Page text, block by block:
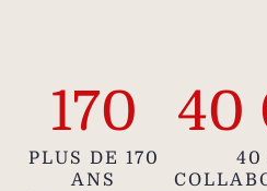
170
PLUS DE 170
ANS
40
40